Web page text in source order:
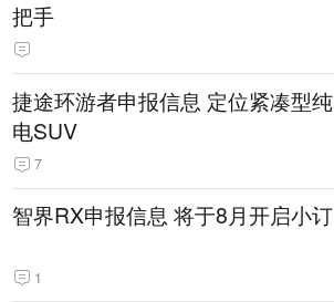
把手
捷途环游者申报信息 定位紧凑型纯
电SUV
7
智界RX申报信息 将于8月开启小订
1